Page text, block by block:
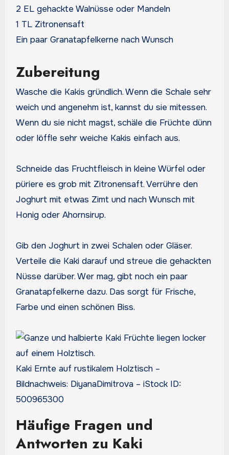
2 EL gehackte Walnüsse oder Mandeln
1 TL Zitronensaft
Ein paar Granatapfelkerne nach Wunsch
Zubereitung
Wasche die Kakis gründlich. Wenn die Schale sehr
weich und angenehm ist, kannst du sie mitessen.
Wenn du sie nicht magst, schäle die Früchte dünn
oder löffle sehr weiche Kakis einfach aus.
Schneide das Fruchtfleisch in kleine Würfel oder
püriere es grob mit Zitronensaft. Verrühre den
Joghurt mit etwas Zimt und nach Wunsch mit
Honig oder Ahornsirup.
Gib den Joghurt in zwei Schalen oder Gläser.
Verteile die Kaki darauf und streue die gehackten
Nüsse darüber. Wer mag, gibt noch ein paar
Granatapfelkerne dazu. Das sorgt für Frische,
Farbe und einen schönen Biss.
Kaki Ernte auf rustikalem Holztisch –
Bildnachweis: DiyanaDimitrova – iStock ID:
500965300
Häufige Fragen und
Antworten zu Kaki